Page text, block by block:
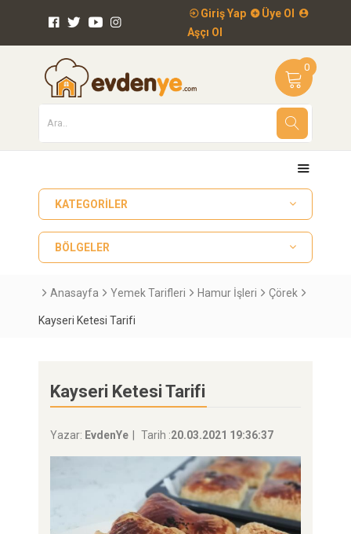
Giriş Yap
Üye Ol
Aşçı Ol
0
KATEGORILER
BÖLGELER
Anasayfa Yemek Tarifleri Hamur İşleri Çörek
Kayseri Ketesi Tarifi
Kayseri Ketesi Tarifi
Yazar: EvdenYe Tarih :20.03.2021 19:36:37